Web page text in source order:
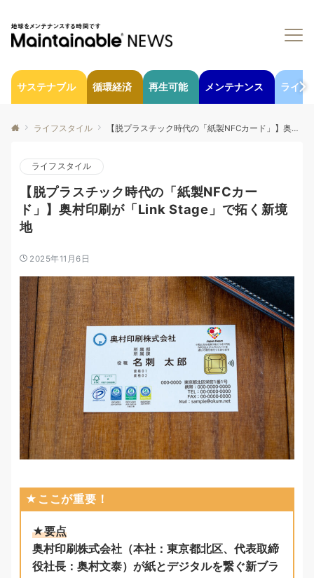
サステナブル 循環経済 再生可能 メンテナンス ライフ
ライフスタイル 【脱プラスチック時代の「紙製NFCカード」】奥村印刷が「Link Stage」で拓く新境地
ライフスタイル
【脱プラスチック時代の「紙製NFCカー
ド」】奥村印刷が「Link Stage」で拓く新境
地
2025年11月6日
★ここが重要！
★要点
奥村印刷株式会社（本社：東京都北区、代表取締
役社長：奥村文泰）が紙とデジタルを繋ぐ新ブラ